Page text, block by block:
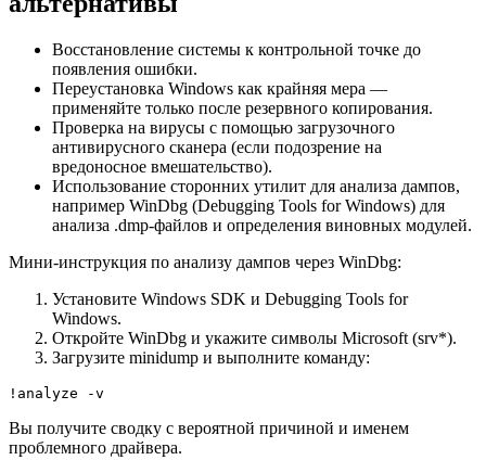
Восстановление системы к контрольной точке до
появления ошибки.
Переустановка Windows как крайняя мера —
применяйте только после резервного копирования.
Проверка на вирусы с помощью загрузочного
антивирусного сканера (если подозрение на
вредоносное вмешательство).
Использование сторонних утилит для анализа дампов,
например WinDbg (Debugging Tools for Windows) для
анализа .dmp-файлов и определения виновных модулей.
Мини-инструкция по анализу дампов через WinDbg:
Установите Windows SDK и Debugging Tools for
Windows.
Откройте WinDbg и укажите символы Microsoft (srv*).
Загрузите minidump и выполните команду:
!analyze -v
Вы получите сводку с вероятной причиной и именем
проблемного драйвера.